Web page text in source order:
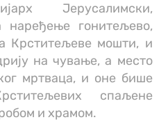
Јерусалимски,
наређење гонитељево,
Крститељеве мошти, и
на чување, а место
мртваца, и оне бише
спаљене
и храмом.